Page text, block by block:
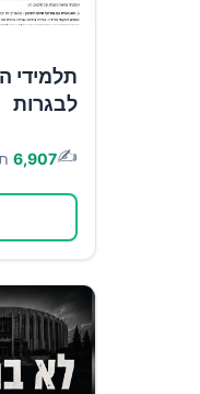
תלמידי
לבגרות
✍️
6,907